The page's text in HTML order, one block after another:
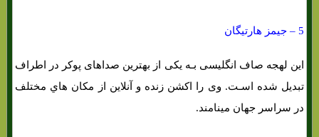
5 – جیمز هارتیگان
این لهجه صاف انگلیسی بـه یکی از بهترین صداهای پوکر در اطراف
تبدیل شده اسـت. وی را اکشن زنده و آنلاین از مکان هاي‌ مختلف
در سراسر جهان مینامند.